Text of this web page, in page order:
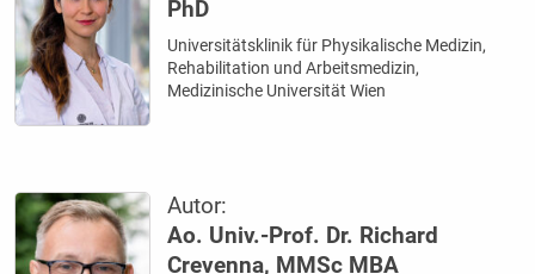
PhD
Universitätsklinik für Physikalische Medizin,
Rehabilitation und Arbeitsmedizin,
Medizinische Universität Wien
Autor:
Ao. Univ.-Prof. Dr. Richard
Crevenna, MMSc MBA